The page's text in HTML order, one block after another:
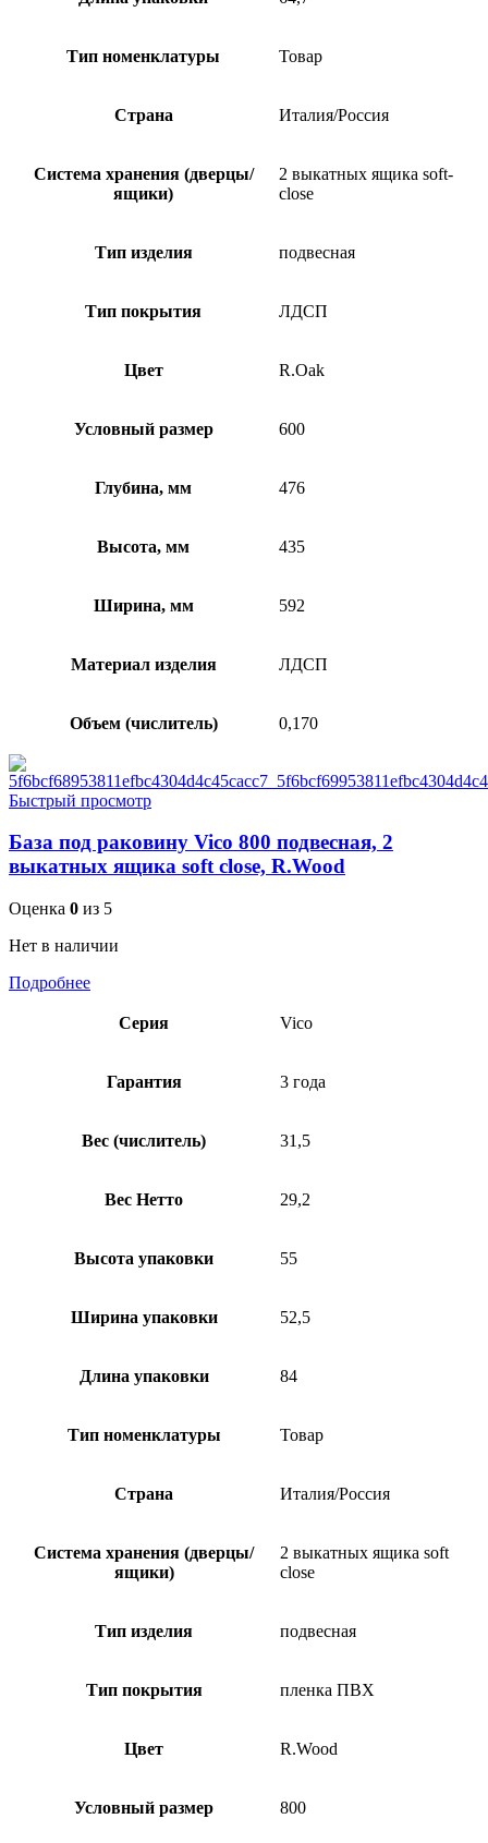
Тип номенклатуры Товар
Страна Италия/Россия
Система хранения (дверцы/
ящики)
2 выкатных ящика soft-
close
Тип изделия подвесная
Тип покрытия ЛДСП
Цвет R.Oak
Условный размер 600
Глубина, мм 476
Высота, мм 435
Ширина, мм 592
Материал изделия ЛДСП
Объем (числитель) 0,170
Быстрый просмотр
База под раковину Vico 800 подвесная, 2
выкатных ящика soft close, R.Wood
Оценка 0 из 5
Нет в наличии
Подробнее
Серия Vico
Гарантия 3 года
Вес (числитель) 31,5
Вес Нетто 29,2
Высота упаковки 55
Ширина упаковки 52,5
Длина упаковки 84
Тип номенклатуры Товар
Страна Италия/Россия
Система хранения (дверцы/
ящики)
2 выкатных ящика soft
close
Тип изделия подвесная
Тип покрытия пленка ПВХ
Цвет R.Wood
Условный размер 800